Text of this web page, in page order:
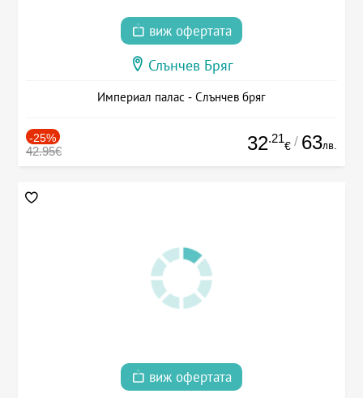
виж офертата
Слънчев Бряг
Империал палас - Слънчев бряг
-25%
42.95€ 32.21
€ / 63лв.
виж офертата